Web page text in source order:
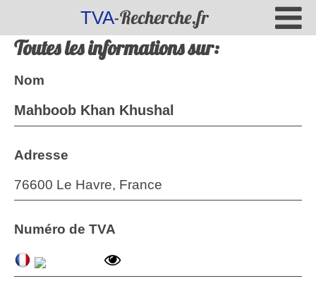
TVA-Recherche.fr
Toutes les informations sur:
Nom
Mahboob Khan Khushal
Adresse
76600 Le Havre, France
Numéro de TVA